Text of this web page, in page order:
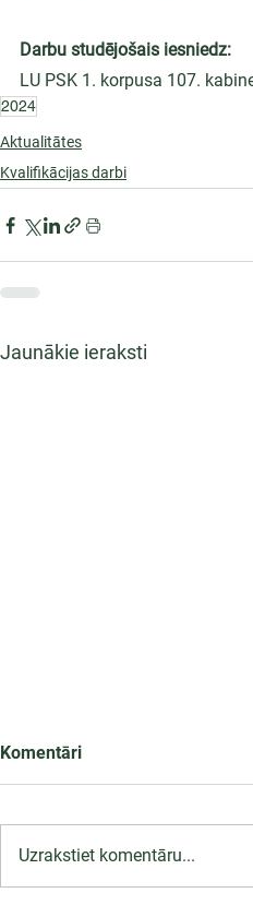
Darbu studējošais iesniedz:
LU PSK 1. korpusa 107.
2024
Aktualitātes
Kvalifikācijas darbi
Jaunākie ieraksti
Komentāri
Uzrakstiet komentāru...